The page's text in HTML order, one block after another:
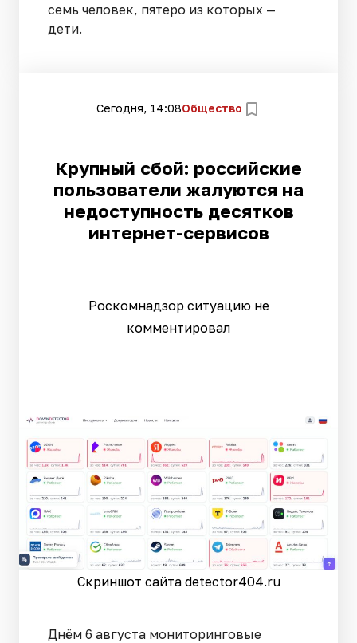
семь человек, пятеро из которых —
дети.
Сегодня, 14:08Общество
Крупный сбой: российские
пользователи жалуются на
недоступность десятков
интернет-сервисов
Роскомнадзор ситуацию не
комментировал
Скриншот сайта detector404.ru
Днём 6 августа мониторинговые